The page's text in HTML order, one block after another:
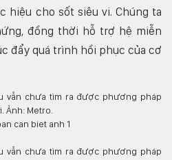
hiệu cho sốt siêu vi. Chúng ta
đồng thời hỗ trợ hệ miễn
đẩy quá trình hồi phục của cơ
vẫn chưa tìm ra được phương pháp
Ảnh: Metro.
vẫn chưa tìm ra được phương pháp